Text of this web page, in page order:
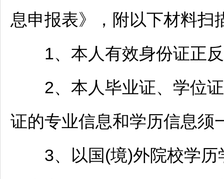
息申报表》，附以下材料扫
1、本人有效身份证正
2、本人毕业证、学位证(
证的专业信息和学历信息须
3、以国(境)外院校学历